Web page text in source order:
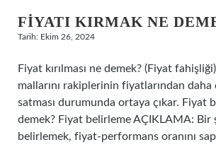
FIYATI KIRMAK NE
Tarih: Ekim 26, 2024
Fiyat kırılması ne demek? (Fiyat
mallarını rakiplerinin fiyatlarından
satması durumunda ortaya çıkar. Fiyat
demek? Fiyat belirleme AÇIKLAMA: Bir
belirlemek, fiyat-performans oranını